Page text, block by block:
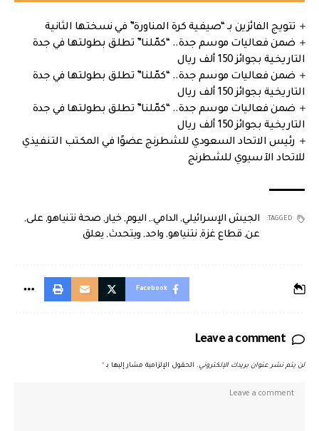
تتويج الفائزين بـ “صيفية كرة المناورة” في نسختها الثانية
ضمن فعاليات موسم جدة.. “كمّلنا” تطلق بطولتها في جدة
التاريخية بجوائز 150 ألف ريال
ضمن فعاليات موسم جدة.. “كمّلنا” تطلق بطولتها في جدة
التاريخية بجوائز 150 ألف ريال
ضمن فعاليات موسم جدة.. “كمّلنا” تطلق بطولتها في جدة
التاريخية بجوائز 150 ألف ريال
رئيس الاتحاد السعودي للشطرنج عضوًا في المكتب التنفيذي
للاتحاد الآسيوي للشطرنج
TAGGED: الجيش الإسرائيلي, الدامي., اليوم,خيار , صحة نتنياهو, على,
عن, قطاع غزة, نتنياهو, واحد, ويتحدث, يعلق
Facebook
Leave a comment
لن يتم نشر عنوان بريدك الإلكتروني. الحقول الإلزامية مشار إليها بـ *